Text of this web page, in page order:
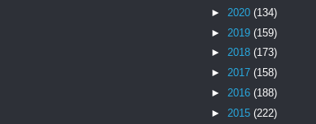
► 2020 (134)
► 2019 (159)
► 2018 (173)
► 2017 (158)
► 2016 (188)
► 2015 (222)